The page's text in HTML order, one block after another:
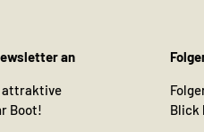
an
attraktive
Boot!
Blick